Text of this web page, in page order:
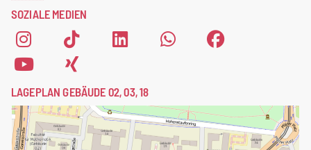
SOZIALE MEDIEN
LAGEPLAN GEBÄUDE 02, 03, 18